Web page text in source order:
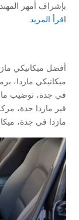
بإشراف أمهر
اقرأ المزيد
أفضل ميكانيكي
ميكانيكي مازدا،
في جدة، توضيب
قير مازدا جدة،
مازدا في جدة،